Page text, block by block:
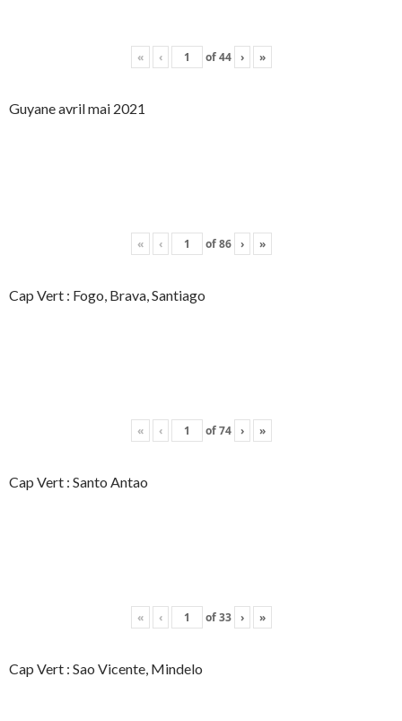
« ‹ of44 › »
Guyane avril mai 2021
« ‹ of86 › »
Cap Vert : Fogo, Brava, Santiago
« ‹ of74 › »
Cap Vert : Santo Antao
« ‹ of33 › »
Cap Vert : Sao Vicente, Mindelo